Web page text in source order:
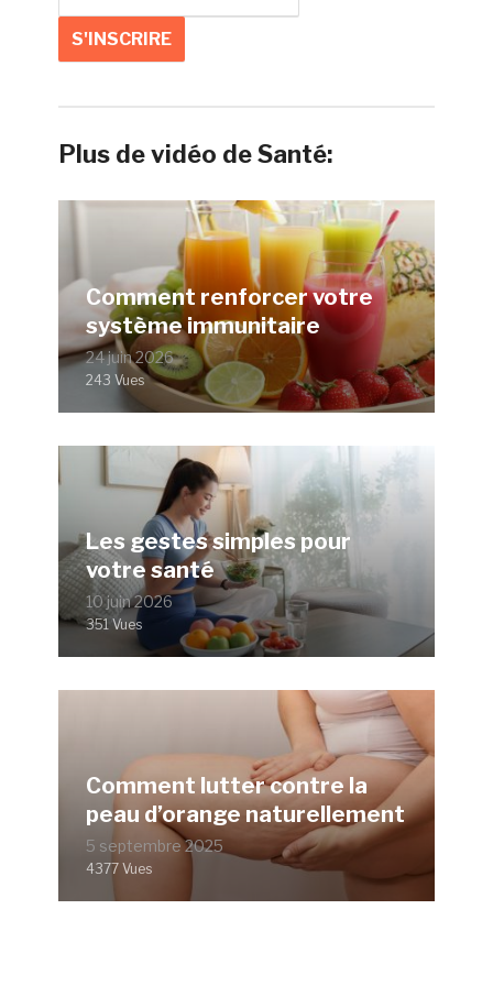
Plus de vidéo de Santé:
Comment renforcer votre
système immunitaire
24 juin 2026
243 Vues
Les gestes simples pour
votre santé
10 juin 2026
351 Vues
Comment lutter contre la
peau d’orange naturellement
5 septembre 2025
4377 Vues